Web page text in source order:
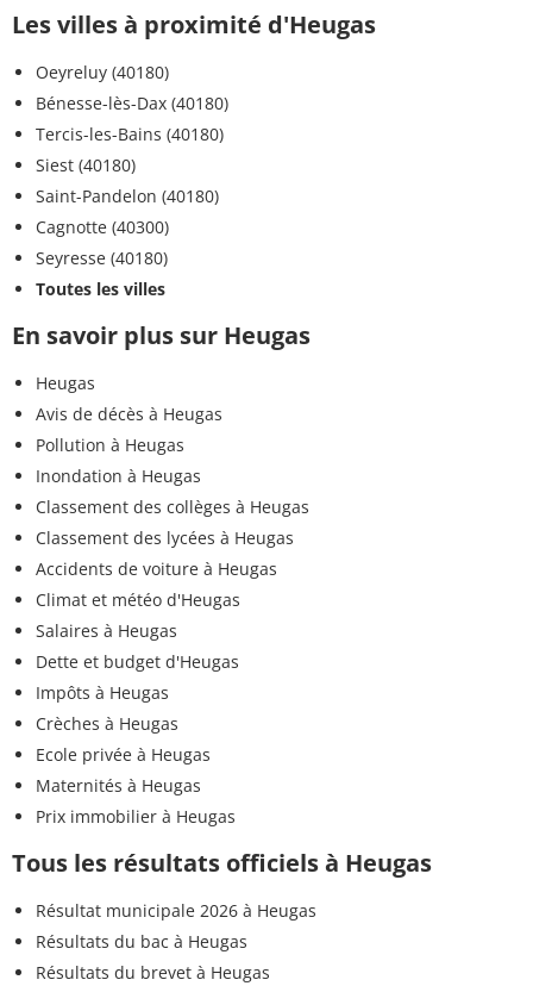
Les villes à proximité d'Heugas
Oeyreluy (40180)
Bénesse-lès-Dax (40180)
Tercis-les-Bains (40180)
Siest (40180)
Saint-Pandelon (40180)
Cagnotte (40300)
Seyresse (40180)
Toutes les villes
En savoir plus sur Heugas
Heugas
Avis de décès à Heugas
Pollution à Heugas
Inondation à Heugas
Classement des collèges à Heugas
Classement des lycées à Heugas
Accidents de voiture à Heugas
Climat et météo d'Heugas
Salaires à Heugas
Dette et budget d'Heugas
Impôts à Heugas
Crèches à Heugas
Ecole privée à Heugas
Maternités à Heugas
Prix immobilier à Heugas
Tous les résultats officiels à Heugas
Résultat municipale 2026 à Heugas
Résultats du bac à Heugas
Résultats du brevet à Heugas